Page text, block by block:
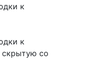
к
к
скрытую со